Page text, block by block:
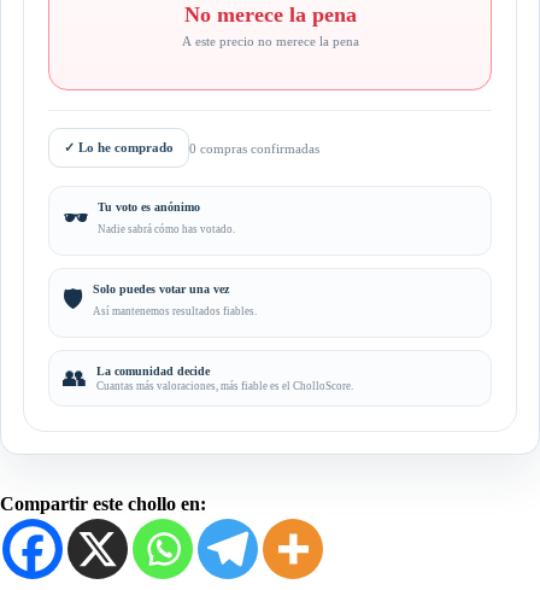
No merece la pena
A este precio no merece la pena
✓ Lo he comprado 0 compras confirmadas
🕶️ Tu voto es anónimo
Nadie sabrá cómo has votado.
🛡️ Solo puedes votar una vez
Así mantenemos resultados fiables.
👥 La comunidad decide
Cuantas más valoraciones, más fiable es el CholloScore.
Compartir este chollo en: